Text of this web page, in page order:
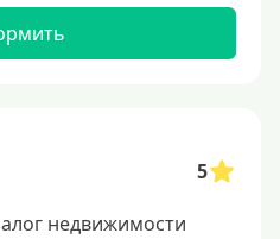
5
недвижимости